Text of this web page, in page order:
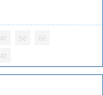
4t 5è
6è
4t